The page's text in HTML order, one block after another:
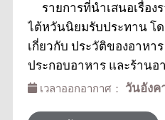
รายการที่นำเสนอเรื่อง
ไต้หวันนิยมรับประทาน โ
เกี่ยวกับ ประวัติของอาหา
ประกอบอาหาร และร้านอ
ทำให้คนไทยที่อยู่ในไต้หวั
เวลาออกอากาศ： วันอังค